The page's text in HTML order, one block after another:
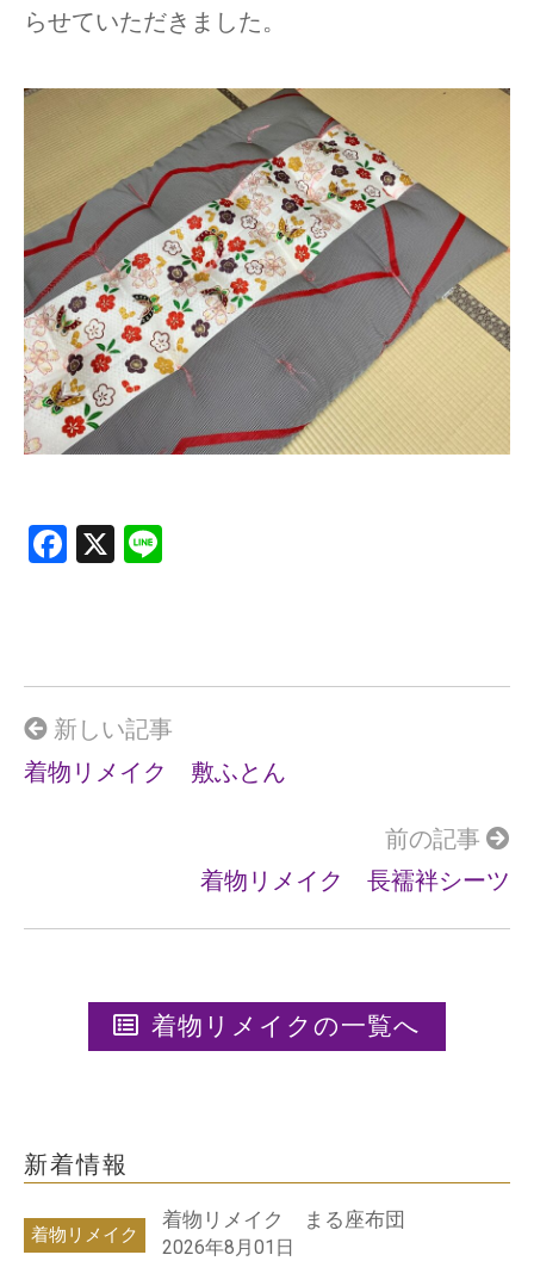
らせていただきました。
F
o
o
k
X Li
新しい記事
着物リメイク 敷ふとん
前の記事
着物リメイク 長襦袢シーツ
着物リメイクの一覧へ
新着情報
着物リメイク
着物リメイク まる座布団
2026年8月01日